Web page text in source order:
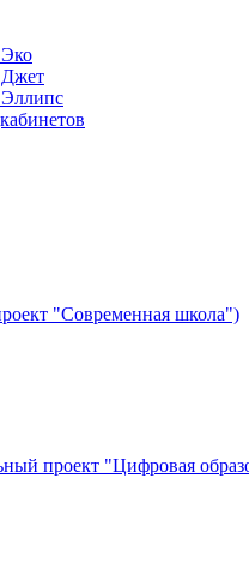
Джет
Эллипс
"Современная школа")
проект "Цифровая